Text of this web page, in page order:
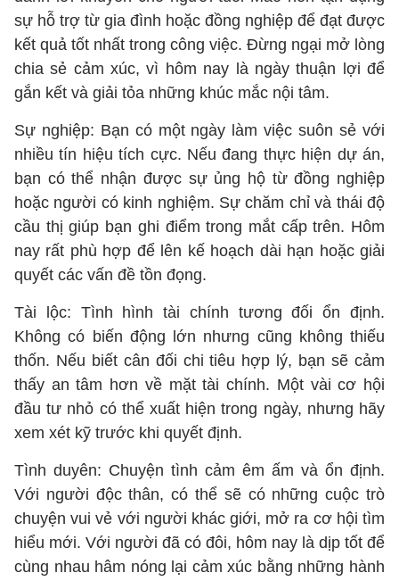
sự hỗ trợ từ gia đình hoặc đồng nghiệp để đạt được
kết quả tốt nhất trong công việc. Đừng ngại mở lòng
chia sẻ cảm xúc, vì hôm nay là ngày thuận lợi để
gắn kết và giải tỏa những khúc mắc nội tâm.
Sự nghiệp: Bạn có một ngày làm việc suôn sẻ với
nhiều tín hiệu tích cực. Nếu đang thực hiện dự án,
bạn có thể nhận được sự ủng hộ từ đồng nghiệp
hoặc người có kinh nghiệm. Sự chăm chỉ và thái độ
cầu thị giúp bạn ghi điểm trong mắt cấp trên. Hôm
nay rất phù hợp để lên kế hoạch dài hạn hoặc giải
quyết các vấn đề tồn đọng.
Tài lộc: Tình hình tài chính tương đối ổn định.
Không có biến động lớn nhưng cũng không thiếu
thốn. Nếu biết cân đối chi tiêu hợp lý, bạn sẽ cảm
thấy an tâm hơn về mặt tài chính. Một vài cơ hội
đầu tư nhỏ có thể xuất hiện trong ngày, nhưng hãy
xem xét kỹ trước khi quyết định.
Tình duyên: Chuyện tình cảm êm ấm và ổn định.
Với người độc thân, có thể sẽ có những cuộc trò
chuyện vui vẻ với người khác giới, mở ra cơ hội tìm
hiểu mới. Với người đã có đôi, hôm nay là dịp tốt để
cùng nhau hâm nóng lại cảm xúc bằng những hành